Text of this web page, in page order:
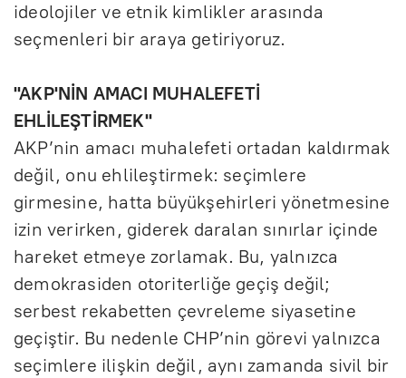
ideolojiler ve etnik kimlikler arasında
seçmenleri bir araya getiriyoruz.
"AKP'NİN AMACI MUHALEFETİ
EHLİLEŞTİRMEK"
AKP’nin amacı muhalefeti ortadan kaldırmak
değil, onu ehlileştirmek: seçimlere
girmesine, hatta büyükşehirleri yönetmesine
izin verirken, giderek daralan sınırlar içinde
hareket etmeye zorlamak. Bu, yalnızca
demokrasiden otoriterliğe geçiş değil;
serbest rekabetten çevreleme siyasetine
geçiştir. Bu nedenle CHP’nin görevi yalnızca
seçimlere ilişkin değil, aynı zamanda sivil bir